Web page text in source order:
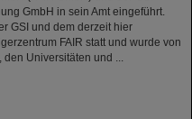
GmbH in sein Amt eingeführt.
GSI und dem derzeit hier
FAIR statt und wurde von
den Universitäten und ...